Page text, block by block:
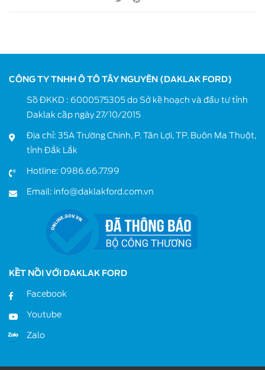
CÔNG TY TNHH Ô TÔ TÂY NGUYÊN (DAKLAK FORD)
Số ĐKKD : 6000575305 do Sở kế hoạch và đầu tư tỉnh
Daklak cấp ngày 27/10/2015
Địa chỉ: 35A Trường Chinh, P. Tân Lợi, TP. Buôn Ma Thuột,
tỉnh Đắk Lắk
Hotline: 0986.66.77.99
Email: info@daklakford.com.vn
KẾT NỐI VỚI DAKLAK FORD
Facebook
Youtube
Zalo